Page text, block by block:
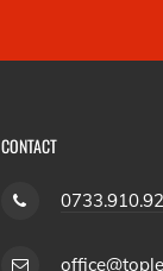
CONTACT